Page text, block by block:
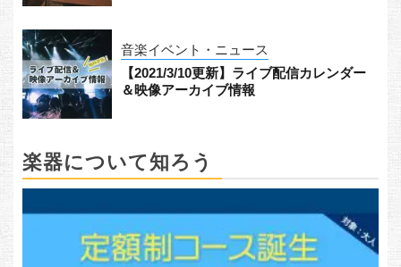
音楽イベント・ニュース
【2021/3/10更新】ライブ配信カレンダー
＆映像アーカイブ情報
楽器について知ろう